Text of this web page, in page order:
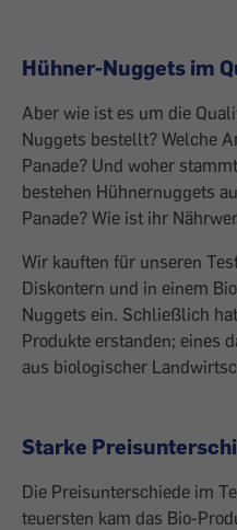
Hühner-Nuggets im
Aber wie ist es um die
Nuggets bestellt? ­Welche
Panade? Und woher
bestehen Hühnernuggets
Panade? Wie ist ihr
Wir kauften für unseren
Diskontern und in einem
Nuggets ein. Schließlich
Produkte erstanden; eines
aus biologischer
Starke
Die Preisunterschiede im
teuersten kam das Bio-